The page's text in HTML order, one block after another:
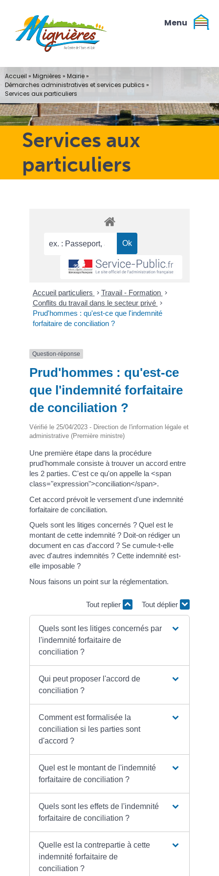
contenu
Services aux
particuliers
Accueil » Mignières » Mairie»
Démarches administratives et services publics »
Services aux particuliers
Accueil particuliers > Travail - Formation >
Conflits du travail dans le secteur privé >
Prud'hommes : qu'est-ce que l'indemnité
forfaitaire de conciliation ?
Question-réponse
Prud'hommes : qu'est-ce
que l'indemnité forfaitaire
de conciliation ?
Vérifié le 25/04/2023 - Direction de l'information légale et
administrative (Première ministre)
Une première étape dans la procédure
prud'hommale consiste à trouver un accord entre
les 2 parties. C'est ce qu'on appelle la <span
class="expression">conciliation</span>.
Cet accord prévoit le versement d'une indemnité
forfaitaire de conciliation.
Quels sont les litiges concernés ? Quel est le
montant de cette indemnité ? Doit-on rédiger un
document en cas d'accord ? Se cumule-t-elle
avec d'autres indemnités ? Cette indemnité est-
elle imposable ?
Nous faisons un point sur la réglementation.
Tout replier Tout déplier
Quels sont les litiges concernés par
l'indemnité forfaitaire de
conciliation ?
Qui peut proposer l'accord de
conciliation ?
Comment est formalisée la
conciliation si les parties sont
d'accord ?
Quel est le montant de l'indemnité
forfaitaire de conciliation ?
Quels sont les effets de l'indemnité
forfaitaire de conciliation ?
Quelle est la contrepartie à cette
indemnité forfaitaire de
conciliation ?